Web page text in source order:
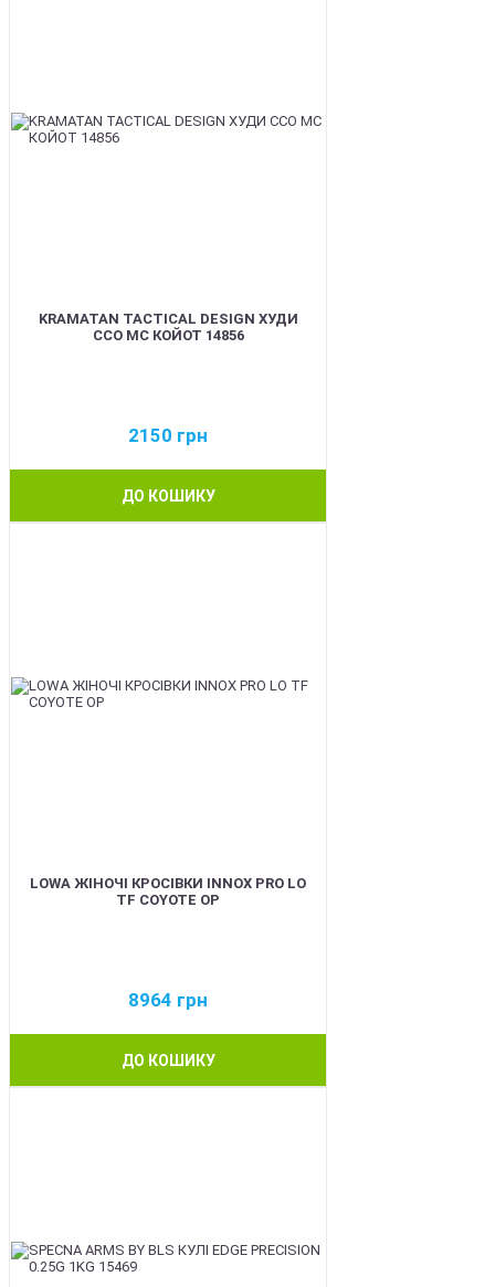
KRAMATAN TACTICAL DESIGN ХУДИ
ССО МС КОЙОТ 14856
2150 грн
ДО КОШИКУ
LOWA ЖІНОЧІ КРОСІВКИ INNOX PRO LO
TF COYOTE OP
8964 грн
ДО КОШИКУ